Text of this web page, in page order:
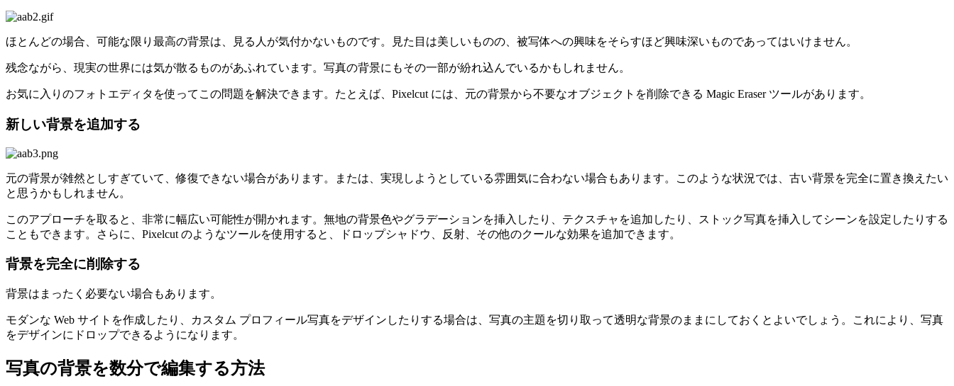
ほとんどの場合、可能な限り最高の背景は、見る人が気付かないものです。見た目は美しいものの、被写体への興味をそらすほど興味深いものであってはいけません。
残念ながら、現実の世界には気が散るものがあふれています。写真の背景にもその一部が紛れ込んでいるかもしれません。
お気に入りのフォトエディタを使ってこの問題を解決できます。たとえば、Pixelcut には、元の背景から不要なオブジェクトを削除できる Magic Eraser ツールがあります。
新しい背景を追加する
元の背景が雑然としすぎていて、修復できない場合があります。または、実現しようとしている雰囲気に合わない場合もあります。このような状況では、古い背景を完全に置き換えたい
と思うかもしれません。
このアプローチを取ると、非常に幅広い可能性が開かれます。無地の背景色やグラデーションを挿入したり、テクスチャを追加したり、ストック写真を挿入してシーンを設定したりする
こともできます。さらに、Pixelcut のようなツールを使用すると、ドロップシャドウ、反射、その他のクールな効果を追加できます。
背景を完全に削除する
背景はまったく必要ない場合もあります。
モダンな Web サイトを作成したり、カスタム プロフィール写真をデザインしたりする場合は、写真の主題を切り取って透明な背景のままにしておくとよいでしょう。これにより、写真
をデザインにドロップできるようになります。
写真の背景を数分で編集する方法